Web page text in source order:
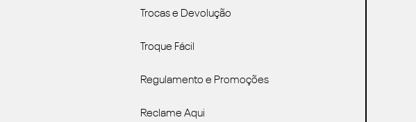
Trocas e Devolução
Troque Fácil
Regulamento e Promoções
Reclame Aqui